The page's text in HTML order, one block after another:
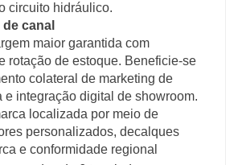
circuito hidráulico.
canal
maior garantida com
rotação de estoque. Beneficie-se
colateral de marketing de
e integração digital de showroom.
localizada por meio de
personalizados, decalques
e conformidade regional